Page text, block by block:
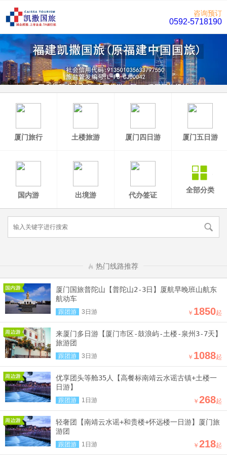
咨询预订
0592-5718190
厦门旅行 土楼旅游 厦门四日游 厦门五日游
国内游 出境游 代办签证
全部分类
热门线路推荐
厦门国旅普陀山【普陀山2-3日】厦航早晚班山航东
航动车
跟团游 3日游 ￥ 1850起
来厦门多日游【厦门市区-鼓浪屿-土楼-泉州3-7天】
旅游团
跟团游 3日游 ￥ 1088起
优享团头等舱35人【高餐标南靖云水谣古镇+土楼一
日游】
跟团游 1日游 ￥ 268起
轻奢团【南靖云水谣+和贵楼+怀远楼一日游】厦门旅
游团
跟团游 1日游 ￥ 218起